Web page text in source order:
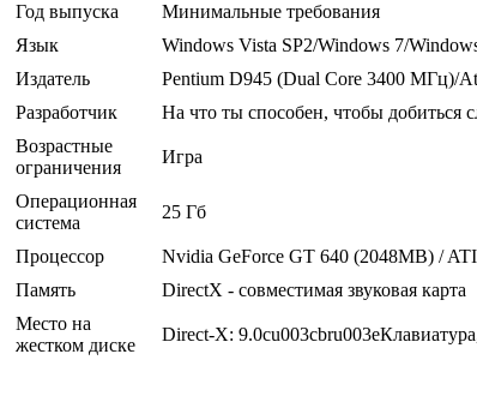
Год выпуска
Минимальные требования
Язык
Windows Vista SP2/Windows 7/
Издатель
Pentium D945 (Dual Core 3400 МГц)/
Разработчик
На что ты способен, чтобы добиться
Возрастные
ограничения
Игра
Операционная
система
25 Гб
Процессор
Nvidia GeForce GT 640 (2048MB) /
Память
DirectX - совместимая звуковая карта
Место на
жестком диске
Direct-X: